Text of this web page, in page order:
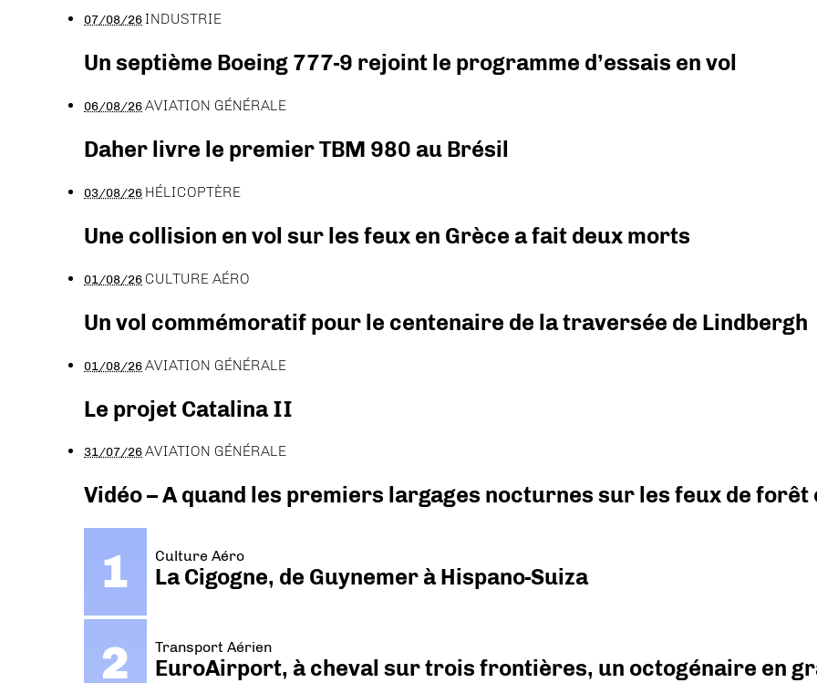
07/08/26INDUSTRIE
Un septième Boeing 777-9 rejoint le programme d’essais en vol
06/08/26AVIATION GÉNÉRALE
Daher livre le premier TBM 980 au Brésil
03/08/26 HÉLICOPTÈRE
Une collision en vol sur les feux en Grèce a fait deux morts
01/08/26 CULTURE AÉRO
Un vol commémoratif pour le centenaire de la traversée de Lindbergh
01/08/26AVIATION GÉNÉRALE
Le projet Catalina II
31/07/26AVIATION GÉNÉRALE
Vidéo – A quand les premiers largages nocturnes sur les feux de forêt
Culture Aéro
La Cigogne, de Guynemer à Hispano-Suiza
Transport Aérien
EuroAirport, à cheval sur trois frontières, un octogénaire en